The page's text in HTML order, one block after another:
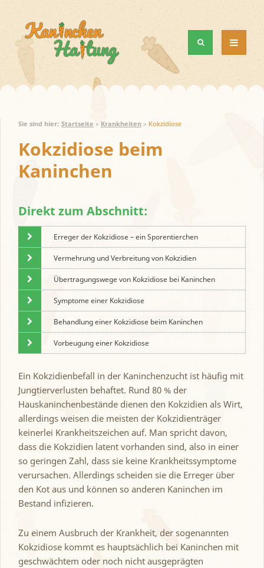
Sie sind hier: Startseite » Krankheiten » Kokzidiose
Kokzidiose beim
Kaninchen
Direkt zum Abschnitt:
Erreger der Kokzidiose – ein Sporentierchen
Vermehrung und Verbreitung von Kokzidien
Übertragungswege von Kokzidiose bei Kaninchen
Symptome einer Kokzidiose
Behandlung einer Kokzidiose beim Kaninchen
Vorbeugung einer Kokzidiose
Ein Kokzidienbefall in der Kaninchenzucht ist häufig mit
Jungtierverlusten behaftet. Rund 80 % der
Hauskaninchenbestände dienen den Kokzidien als Wirt,
allerdings weisen die meisten der Kokzidienträger
keinerlei Krankheitszeichen auf. Man spricht davon,
dass die Kokzidien latent vorhanden sind, also in einer
so geringen Zahl, dass sie keine Krankheitssymptome
verursachen. Allerdings scheiden sie die Erreger über
den Kot aus und können so anderen Kaninchen im
Bestand infizieren.
Zu einem Ausbruch der Krankheit, der sogenannten
Kokzidiose kommt es hauptsächlich bei Kaninchen mit
geschwächtem oder noch nicht ausgeprägten